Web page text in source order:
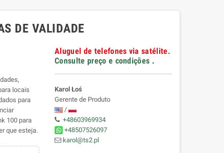
DE VALIDADE
locais
para
100 para
que esteja.
Aluguel de telefones via satélite.
Consulte preço e condições .
Karol Łoś
Gerente de Produto
/
+48603969934
+48507526097
karol@ts2.pl